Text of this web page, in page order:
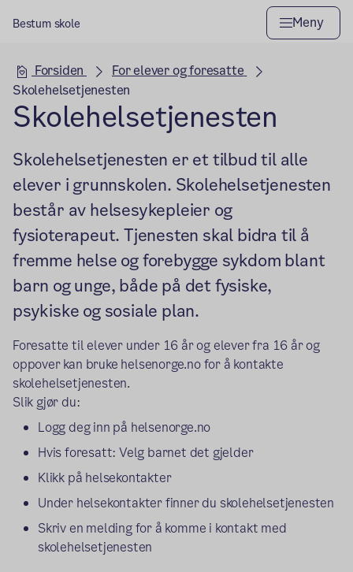
Bestum skole Meny
Hovedseksjon
Forsiden
For elever og foresatte
Skolehelsetjenesten
Skolehelsetjenesten
Skolehelsetjenesten er et tilbud til alle
elever i grunnskolen. Skolehelsetjenesten
består av helsesykepleier og
fysioterapeut. Tjenesten skal bidra til å
fremme helse og forebygge sykdom blant
barn og unge, både på det fysiske,
psykiske og sosiale plan.
Foresatte til elever under 16 år og elever fra 16 år og
oppover kan bruke helsenorge.no for å kontakte
skolehelsetjenesten.
Slik gjør du:
Logg deg inn på helsenorge.no
Hvis foresatt: Velg barnet det gjelder
Klikk på helsekontakter
Under helsekontakter finner du skolehelsetjenesten
Skriv en melding for å komme i kontakt med
skolehelsetjenesten